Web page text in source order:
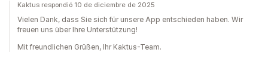
Kaktus respondió 10 de diciembre de 2025
Vielen Dank, dass Sie sich für unsere App entschieden haben. Wir
freuen uns über Ihre Unterstützung!
Mit freundlichen Grüßen, Ihr Kaktus-Team.